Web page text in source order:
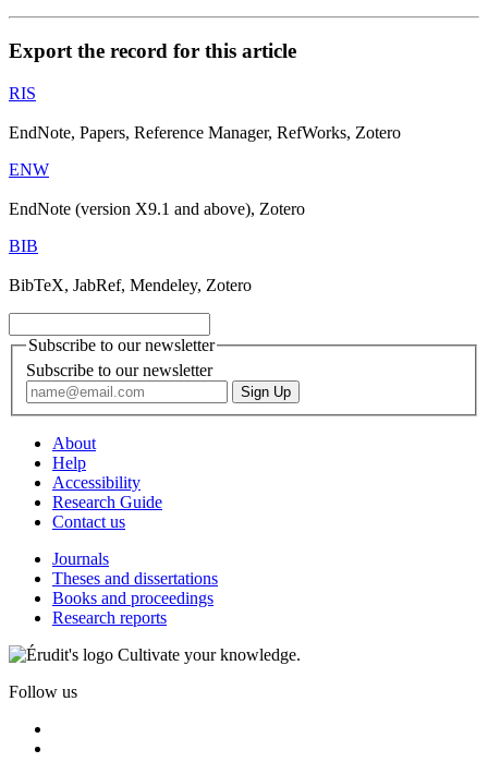
Export the record for this article
RIS
EndNote, Papers, Reference Manager, RefWorks, Zotero
ENW
EndNote (version X9.1 and above), Zotero
BIB
BibTeX, JabRef, Mendeley, Zotero
Subscribe to our newsletter
Subscribe to our newsletter
About
Help
Accessibility
Research Guide
Contact us
Journals
Theses and dissertations
Books and proceedings
Research reports
Cultivate your knowledge.
Follow us